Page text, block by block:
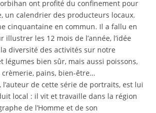
ont profité du confinement pour
un calendrier des producteurs locaux.
cinquantaine en commun. Il a fallu en
illustrer les 12 mois de l’année, l’idée
diversité des activités sur notre
bien sûr, mais aussi poissons,
crèmerie, pains, bien-être…
l’auteur de cette série de portraits, est lui
local : il vit et travaille dans la région
de l’Homme et de son